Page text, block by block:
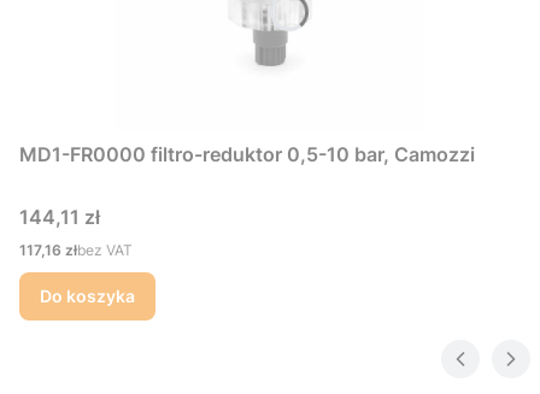
MD1-FR0000 filtro-reduktor 0,5-10 bar, Camozzi
Cena
144,11 zł
Cena
117,16 złbez VAT
Do koszyka